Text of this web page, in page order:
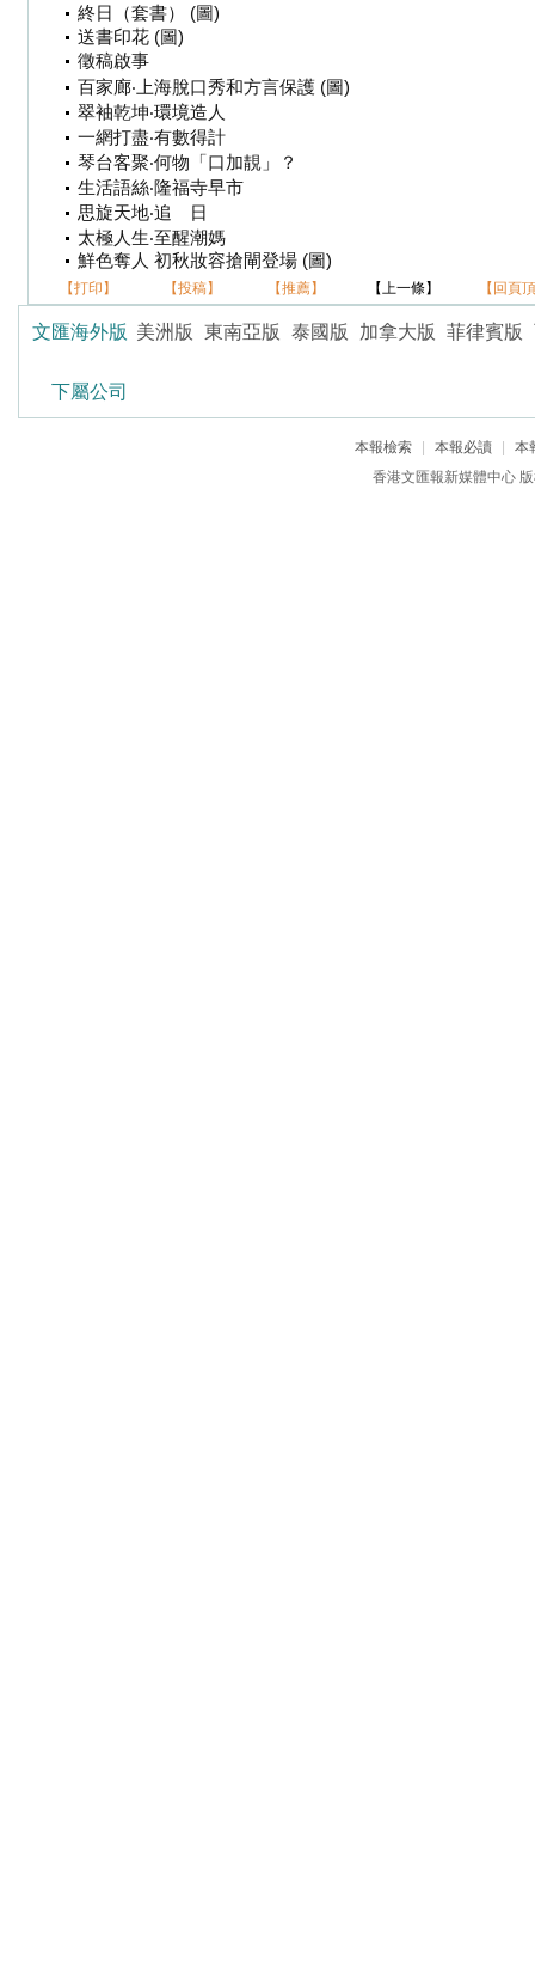
終日（套書） (圖)
送書印花 (圖)
徵稿啟事
百家廊‧上海脫口秀和方言保護 (圖)
翠袖乾坤‧環境造人
一網打盡‧有數得計
琴台客聚‧何物「口加靚」？
生活語絲‧隆福寺早市
思旋天地‧追 日
太極人生‧至醒潮媽
鮮色奪人 初秋妝容搶閘登場 (圖)
【打印】 【投稿】 【推薦】 【上一條】 【回頁
文匯海外版 美洲版 東南亞版 泰國版 加拿大版 菲律賓版
下屬公司
本報檢索 本報必讀
本
香港文匯報新媒體中心